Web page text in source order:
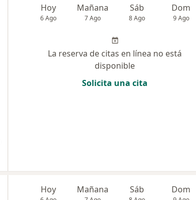
Hoy
6 Ago
Mañana
7 Ago
Sáb
8 Ago
Dom
9 Ago
La reserva de citas en línea no está
disponible
Solicita una cita
Hoy Mañana Sáb Dom